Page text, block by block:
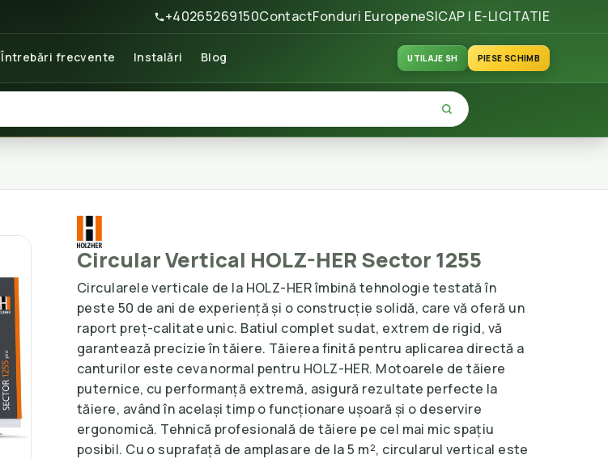
+40265269150ContactFonduri EuropeneSICAP | E-LICITATIE
Întrebări frecvente Instalări Blog UTILAJE SH PIESE SCHIMB
Circular Vertical HOLZ-HER Sector 1255
Circularele verticale de la HOLZ-HER îmbină tehnologie testată în
peste 50 de ani de experiență și o construcție solidă, care vă oferă un
raport preț-calitate unic. Batiul complet sudat, extrem de rigid, vă
garantează precizie în tăiere. Tăierea finită pentru aplicarea directă a
canturilor este ceva normal pentru HOLZ-HER. Motoarele de tăiere
puternice, cu performanță extremă, asigură rezultate perfecte la
tăiere, având în același timp o funcționare ușoară și o deservire
ergonomică. Tehnică profesională de tăiere pe cel mai mic spațiu
posibil. Cu o suprafață de amplasare de la 5 m², circularul vertical este